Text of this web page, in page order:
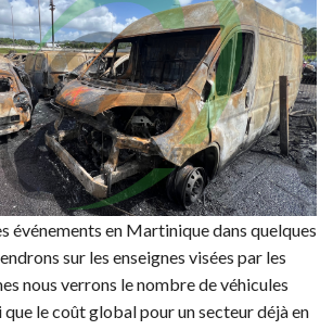
événements en Martinique dans quelques
sur les enseignes visées par les
nous verrons le nombre de véhicules
le coût global pour un secteur déjà en